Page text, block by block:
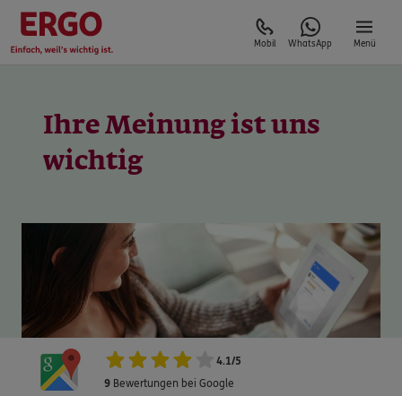
Mobil WhatsApp Menü
Ihre Meinung ist uns
4.1/5
9 Bewertungen bei Google